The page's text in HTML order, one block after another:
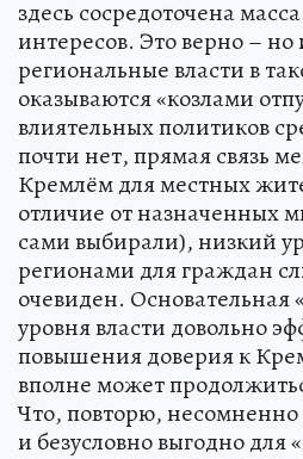
здесь сосредоточена
интересов. Это верно –
региональные власти в
оказываются «козлами
влиятельных политиков
почти нет, прямая связь
Кремлём для местных
отличие от назначенных
сами выбирали), низкий
регионами для граждан
очевиден. Основательная
уровня власти довольно
повышения доверия к
вполне может
Что, повторю, несомненно
и безусловно выгодно для